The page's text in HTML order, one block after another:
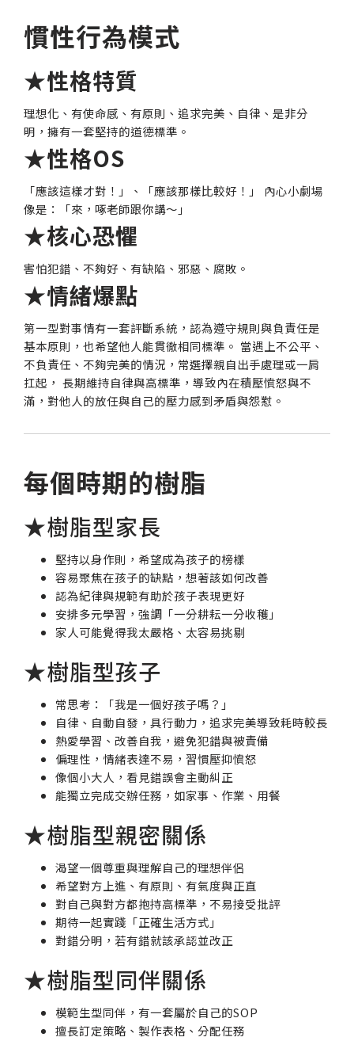
慣性行為模式
★性格特質
理想化、有使命感、有原則、追求完美、自律、是非分
明，擁有一套堅持的道德標準。
★性格OS
「應該這樣才對！」、「應該那樣比較好！」 內心小劇場
像是：「來，啄老師跟你講～」
★核心恐懼
害怕犯錯、不夠好、有缺陷、邪惡、腐敗。
★情緒爆點
第一型對事情有一套評斷系統，認為遵守規則與負責任是
基本原則，也希望他人能貫徹相同標準。 當遇上不公平、
不負責任、不夠完美的情況，常選擇親自出手處理或一肩
扛起， 長期維持自律與高標準，導致內在積壓憤怒與不
滿，對他人的放任與自己的壓力感到矛盾與怨懟。
每個時期的樹脂
★樹脂型家長
堅持以身作則，希望成為孩子的榜樣
容易聚焦在孩子的缺點，想著該如何改善
認為紀律與規範有助於孩子表現更好
安排多元學習，強調「一分耕耘一分收穫」
家人可能覺得我太嚴格、太容易挑剔
★樹脂型孩子
常思考：「我是一個好孩子嗎？」
自律、自動自發，具行動力，追求完美導致耗時較長
熱愛學習、改善自我，避免犯錯與被責備
偏理性，情緒表達不易，習慣壓抑憤怒
像個小大人，看見錯誤會主動糾正
能獨立完成交辦任務，如家事、作業、用餐
★樹脂型親密關係
渴望一個尊重與理解自己的理想伴侶
希望對方上進、有原則、有氣度與正直
對自己與對方都抱持高標準，不易接受批評
期待一起實踐「正確生活方式」
對錯分明，若有錯就該承認並改正
★樹脂型同伴關係
模範生型同伴，有一套屬於自己的SOP
擅長訂定策略、製作表格、分配任務